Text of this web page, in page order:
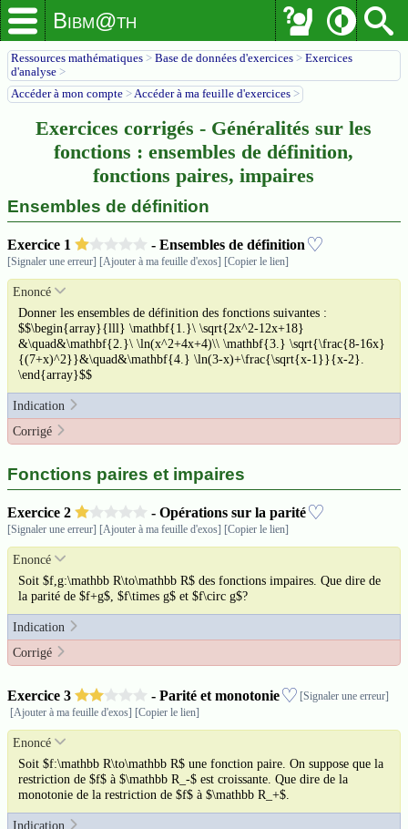
Bibm@th
Ressources mathématiques > Base de données d'exercices > Exercices
d'analyse >
Accéder à mon compte >Accéder à ma feuille d'exercices >
Exercices corrigés - Généralités sur les
fonctions : ensembles de définition,
fonctions paires, impaires
Ensembles de définition
Exercice 1 - Ensembles de définition♡
[Signaler une erreur] [Ajouter à ma feuille d'exos] [Copier le lien]
Enoncé
Donner les ensembles de définition des fonctions suivantes :
$$\begin{array}{lll} \mathbf{1.}\ \sqrt{2x^2-12x+18}
&\quad&\mathbf{2.}\ \ln(x^2+4x+4)\\ \mathbf{3.} \sqrt{\frac{8-16x}
{(7+x)^2}}&\quad&\mathbf{4.} \ln(3-x)+\frac{\sqrt{x-1}}{x-2}.
\end{array}$$
Indication
Corrigé
Fonctions paires et impaires
Exercice 2 - Opérations sur la parité♡
[Signaler une erreur] [Ajouter à ma feuille d'exos] [Copier le lien]
Enoncé
Soit $f,g:\mathbb R\to\mathbb R$ des fonctions impaires. Que dire de
la parité de $f+g$, $f\times g$ et $f\circ g$?
Indication
Corrigé
Exercice 3 - Parité et monotonie♡ [Signaler une erreur]
[Ajouter à ma feuille d'exos] [Copier le lien]
Enoncé
Soit $f:\mathbb R\to\mathbb R$ une fonction paire. On suppose que la
restriction de $f$ à $\mathbb R_-$ est croissante. Que dire de la
monotonie de la restriction de $f$ à $\mathbb R_+$.
Indication